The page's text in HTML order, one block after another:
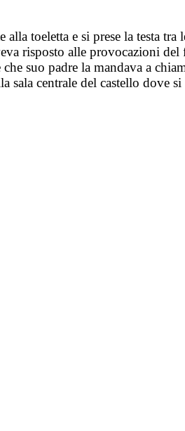
toeletta e si prese la testa tra
risposto alle provocazioni
suo padre la mandava a
centrale del castello dove